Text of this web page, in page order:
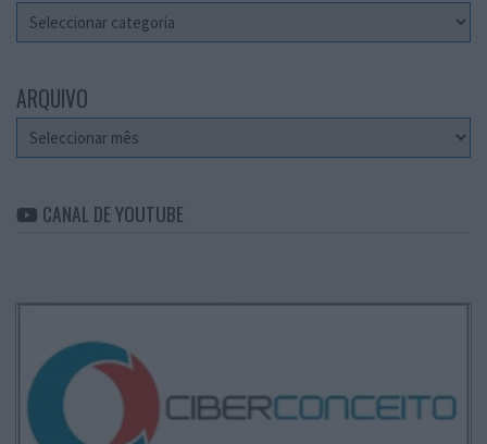
Categorias
ARQUIVO
Arquivo
CANAL DE YOUTUBE